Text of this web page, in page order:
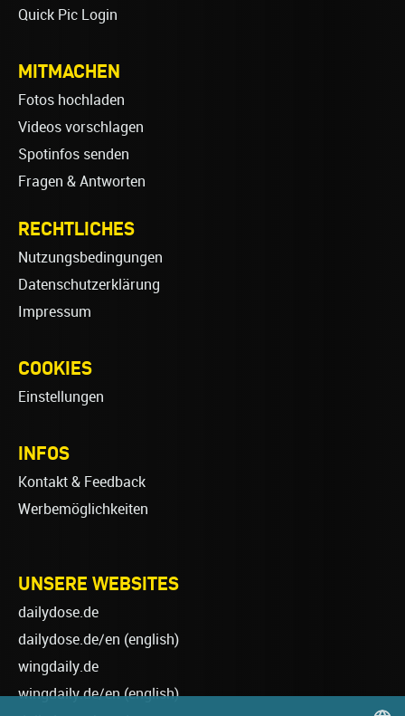
Quick Pic Login
MITMACHEN
Fotos hochladen
Videos vorschlagen
Spotinfos senden
Fragen & Antworten
RECHTLICHES
Nutzungsbedingungen
Datenschutzerklärung
Impressum
COOKIES
Einstellungen
INFOS
Kontakt & Feedback
Werbemöglichkeiten
UNSERE WEBSITES
dailydose.de
dailydose.de/en (english)
wingdaily.de
wingdaily.de/en(english)